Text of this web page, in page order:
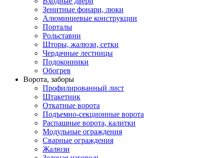
Зенитные фонари, люки
Алюминиевые конструкции
Порталы
Рольставни
Шторы, жалюзи, сетки
Чердачные лестницы
Подоконники
Обогрев
Ворота, заборы
Профилированный лист
Штакетник
Откатные ворота
Подъемно-секционные ворота
Распашные ворота, калитки
Модульные ограждения
Сварные ограждения
Жалюзи